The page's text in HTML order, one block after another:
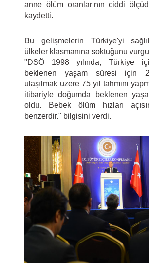
anne ölüm oranlarının ciddi
kaydetti.
Bu gelişmelerin Türkiye'yi
ülkeler klasmanına soktuğunu
"DSÖ 1998 yılında, Türkiye
beklenen yaşam süresi için
ulaşılmak üzere 75 yıl tahmini
itibariyle doğumda beklenen
oldu. Bebek ölüm hızları
benzerdir." bilgisini verdi.